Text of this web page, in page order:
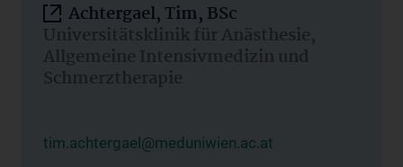
Achtergael, Tim, BSc
Universitätsklinik für Anästhesie,
Allgemeine Intensivmedizin und
Schmerztherapie
tim.achtergael@meduniwien.ac.at